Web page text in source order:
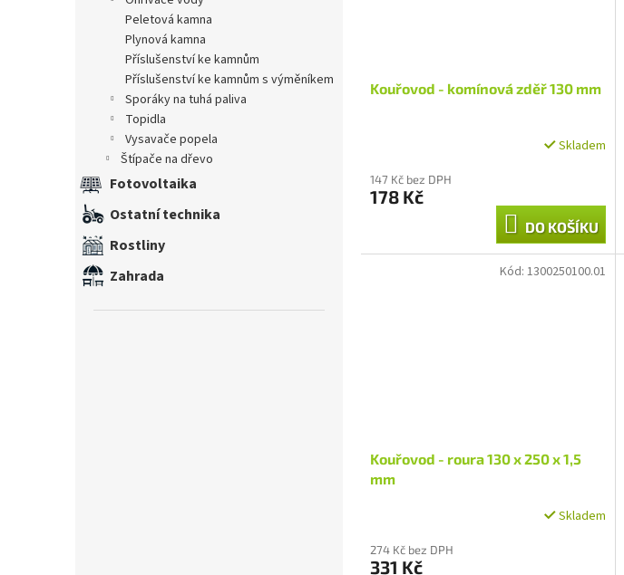
peletová kamna
plynová kamna
příslušenství ke kamnům
příslušenství ke kamnům s výměníkem
sporáky na tuhá paliva
topidla
vysavače popela
štípače na dřevo
Fotovoltaika
Ostatní technika
Rostliny
Zahrada
Kouřovod - komínová zděř 130 mm
Skladem
147 Kč bez DPH
178 Kč
DO KOŠÍKU
Kouřovod - roura 130 x 250 x 1,5
mm
Skladem
274 Kč bez DPH
331 Kč
Kód: 1300250100.01